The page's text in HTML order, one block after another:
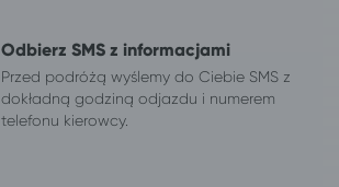
Odbierz SMS z informacjami
Przed podróżą wyślemy do Ciebie SMS z
dokładną godziną odjazdu i numerem
telefonu kierowcy.